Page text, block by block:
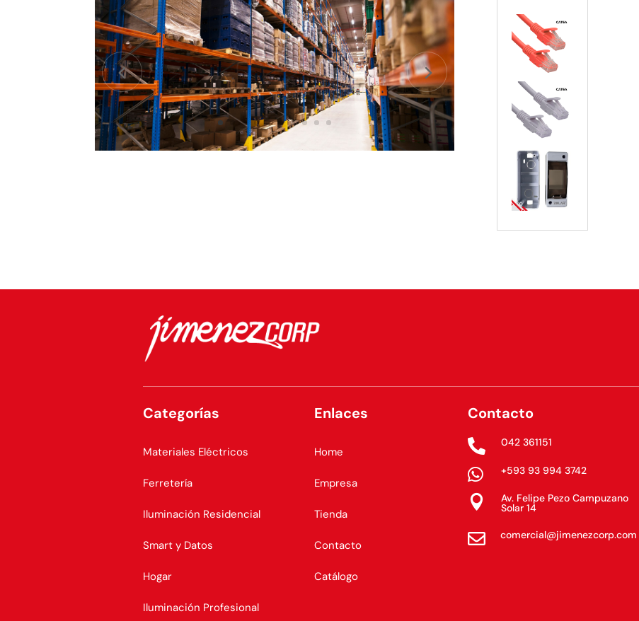
Categorías
Materiales Eléctricos
Ferretería
Iluminación Residencial
Smart y Datos
Hogar
Iluminación Profesional
Enlaces
Home
Empresa
Tienda
Contacto
Catálogo
Contacto
 042 361151
 +593 93 994 3742
 Av. Felipe Pezo Campuzano
Solar 14
 comercial@jimenezcorp.com